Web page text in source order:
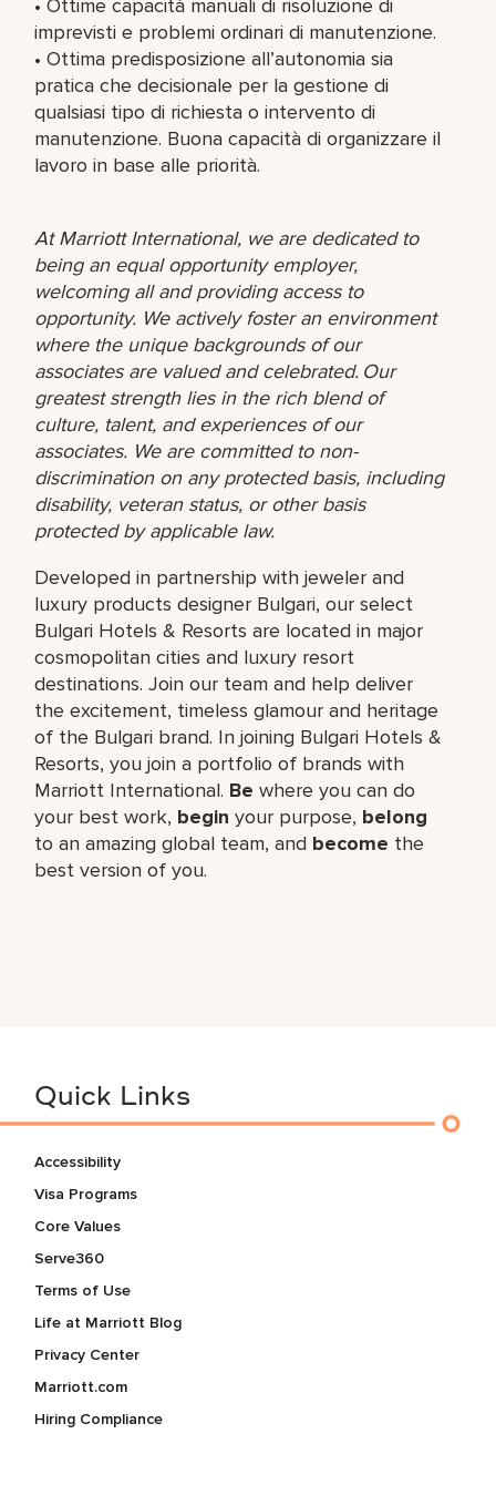
• Ottime capacità manuali di risoluzione di
imprevisti e problemi ordinari di manutenzione.
• Ottima predisposizione all’autonomia sia
pratica che decisionale per la gestione di
qualsiasi tipo di richiesta o intervento di
manutenzione. Buona capacità di organizzare il
lavoro in base alle priorità.
At Marriott International, we are dedicated to
being an equal opportunity employer,
welcoming all and providing access to
opportunity. We actively foster an environment
where the unique backgrounds of our
associates are valued and celebrated. Our
greatest strength lies in the rich blend of
culture, talent, and experiences of our
associates. We are committed to non-
discrimination on any protected basis, including
disability, veteran status, or other basis
protected by applicable law.
Developed in partnership with jeweler and
luxury products designer Bulgari, our select
Bulgari Hotels & Resorts are located in major
cosmopolitan cities and luxury resort
destinations. Join our team and help deliver
the excitement, timeless glamour and heritage
of the Bulgari brand. In joining Bulgari Hotels &
Resorts, you join a portfolio of brands with
Marriott International. Be where you can do
your best work,​ begin your purpose, belong
to an amazing global​ team, and become the
best version of you.
Quick Links
Accessibility
Visa Programs
Core Values
Serve360
Terms of Use
Life at Marriott Blog
Privacy Center
Marriott.com
Hiring Compliance